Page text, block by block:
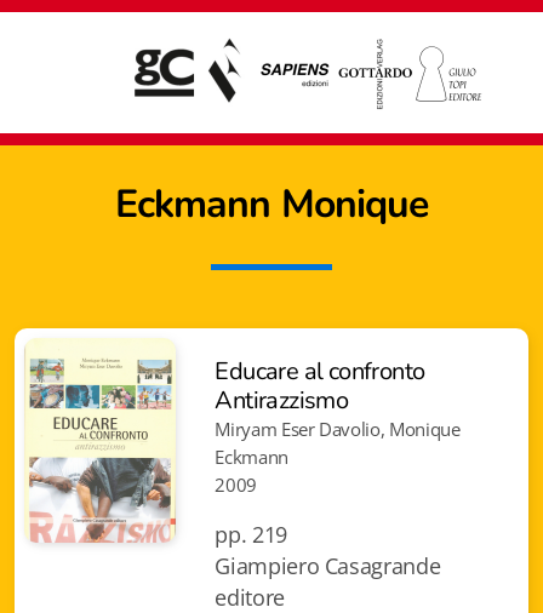
Eckmann Monique
Educare al confronto
Antirazzismo
Miryam Eser Davolio, Monique
Eckmann
2009
pp. 219
Giampiero Casagrande
editore
Giampiero Casagrande editore
Biblioteca letteraria Nord-Sud